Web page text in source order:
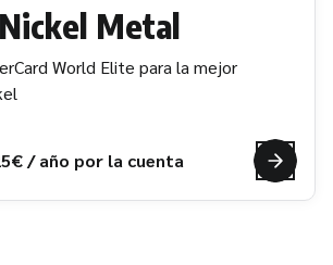
Nickel Metal
World Elite para la mejor
/ año por la cuenta